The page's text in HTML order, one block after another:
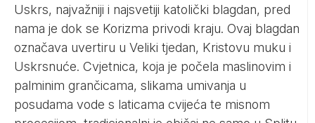
Uskrs, najvažniji i najsvetiji katolički blagdan, pred
nama je dok se Korizma privodi kraju. Ovaj blagdan
označava uvertiru u Veliki tjedan, Kristovu muku i
Uskrsnuće. Cvjetnica, koja je počela maslinovim i
palminim grančicama, slikama umivanja u
posudama vode s laticama cvijeća te misnom